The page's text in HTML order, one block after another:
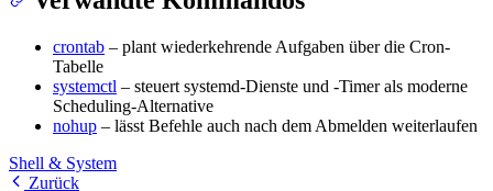
crontab – plant wiederkehrende Aufgaben über die Cron-
Tabelle
systemctl – steuert systemd-Dienste und -Timer als moderne
Scheduling-Alternative
nohup – lässt Befehle auch nach dem Abmelden weiterlaufen
Shell & System
Zurück